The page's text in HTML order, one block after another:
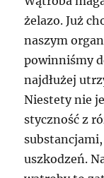
żelazo. Już
naszym
powinniśmy
najdłużej
Niestety nie
styczność z
uszkodzeń.